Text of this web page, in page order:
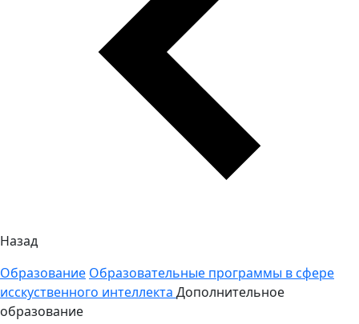
Назад
Образование Образовательные программы в сфере
исскуственного интеллекта Дополнительное
образование